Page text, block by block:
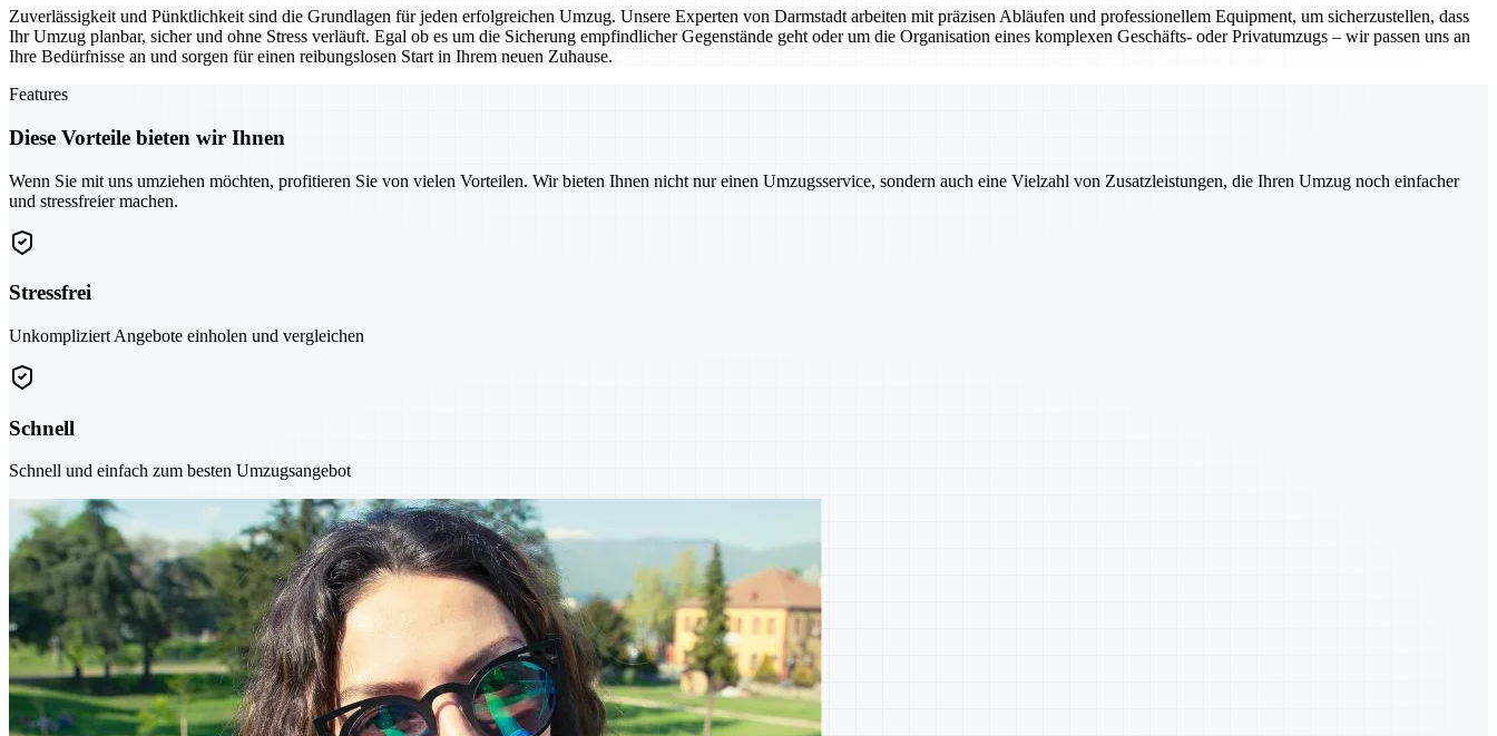
Zuverlässigkeit und Pünktlichkeit sind die Grundlagen für jeden erfolgreichen Umzug. Unsere Experten von Darmstadt arbeiten mit präzisen Abläufen und professionellem Equipment, um sicherzustellen, dass
Ihr Umzug planbar, sicher und ohne Stress verläuft. Egal ob es um die Sicherung empfindlicher Gegenstände geht oder um die Organisation eines komplexen Geschäfts- oder Privatumzugs – wir passen uns an
Ihre Bedürfnisse an und sorgen für einen reibungslosen Start in Ihrem neuen Zuhause.
Features
Diese Vorteile bieten wir Ihnen
Wenn Sie mit uns umziehen möchten, profitieren Sie von vielen Vorteilen. Wir bieten Ihnen nicht nur einen Umzugsservice, sondern auch eine Vielzahl von Zusatzleistungen, die Ihren Umzug noch einfacher
und stressfreier machen.
Stressfrei
Unkompliziert Angebote einholen und vergleichen
Schnell
Schnell und einfach zum besten Umzugsangebot